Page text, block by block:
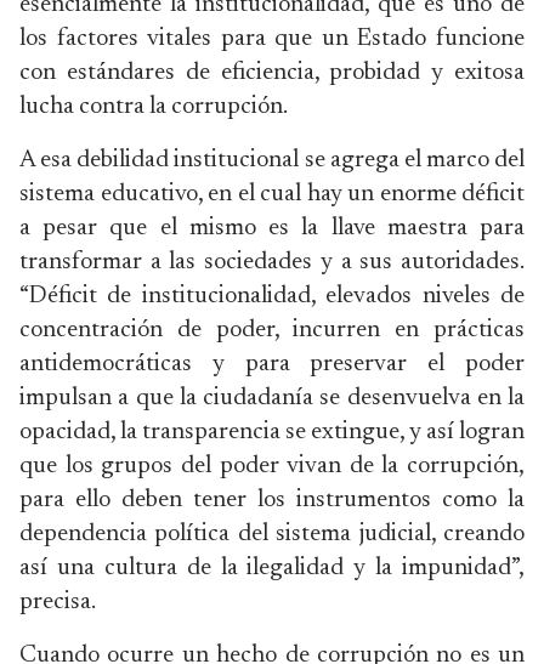
esencialmente la institucionalidad, que es uno de
los factores vitales para que un Estado funcione
con estándares de eficiencia, probidad y exitosa
lucha contra la corrupción.
A esa debilidad institucional se agrega el marco del
sistema educativo, en el cual hay un enorme déficit
a pesar que el mismo es la llave maestra para
transformar a las sociedades y a sus autoridades.
“Déficit de institucionalidad, elevados niveles de
concentración de poder, incurren en prácticas
antidemocráticas y para preservar el poder
impulsan a que la ciudadanía se desenvuelva en la
opacidad, la transparencia se extingue, y así logran
que los grupos del poder vivan de la corrupción,
para ello deben tener los instrumentos como la
dependencia política del sistema judicial, creando
así una cultura de la ilegalidad y la impunidad”,
precisa.
Cuando ocurre un hecho de corrupción no es un